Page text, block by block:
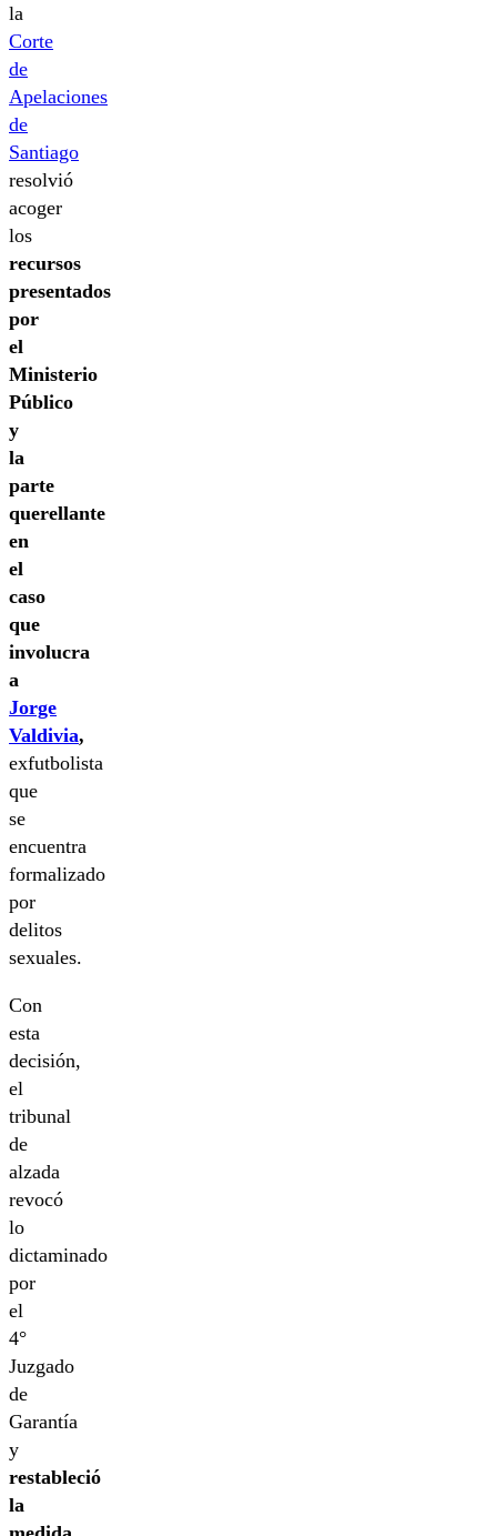
la
Corte
de
Apelaciones
de
Santiago
resolvió
acoger
los
recursos
presentados
por
el
Ministerio
Público
y
la
parte
querellante
en
el
caso
que
involucra
a
Jorge
Valdivia,
exfutbolista
que
se
encuentra
formalizado
por
delitos
sexuales.
Con
esta
decisión,
el
tribunal
de
alzada
revocó
lo
dictaminado
por
el
4°
Juzgado
de
Garantía
y
restableció
la